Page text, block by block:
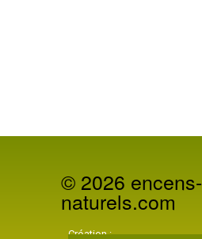
© 2026 encens-
naturels.com
Création :